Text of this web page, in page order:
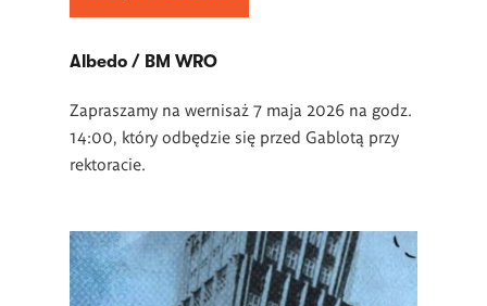
Albedo / BM WRO
Zapraszamy na wernisaż 7 maja 2026 na godz.
14:00, który odbędzie się przed Gablotą przy
rektoracie.